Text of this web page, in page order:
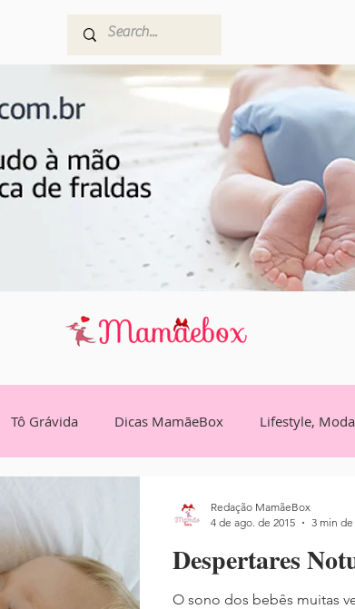
Tô Grávida Dicas MamãeBox Lifestyle,
Despertares
O sono dos bebês muitas vezes é um tema de noites em
Redação MamãeBox
4 de ago. de 2015
3 min